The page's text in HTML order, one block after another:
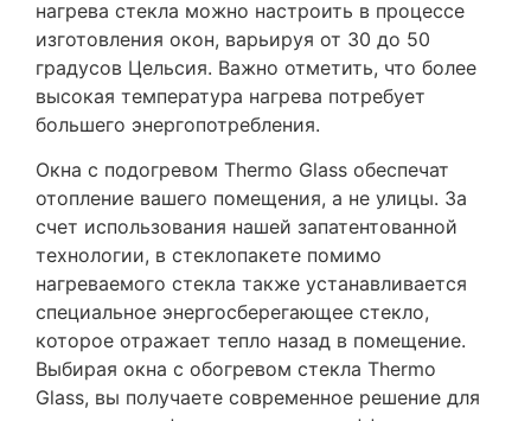
нагрева стекла можно настроить в процессе
изготовления окон, варьируя от 30 до 50
градусов Цельсия. Важно отметить, что более
высокая температура нагрева потребует
большего энергопотребления.
Окна с подогревом Thermo Glass обеспечат
отопление вашего помещения, а не улицы. За
счет использования нашей запатентованной
технологии, в стеклопакете помимо
нагреваемого стекла также устанавливается
специальное энергосберегающее стекло,
которое отражает тепло назад в помещение.
Выбирая окна с обогревом стекла Thermo
Glass, вы получаете современное решение для